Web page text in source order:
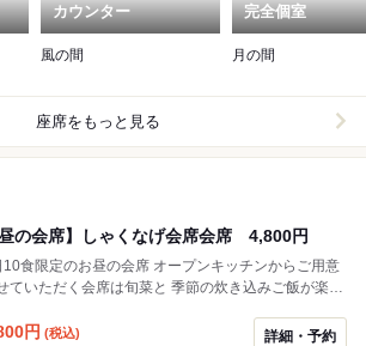
カウンター
風の間
完全個室
月の間
座席をもっと見る
昼の会席】しゃくなげ会席会席 4,800円
限定のお昼の会席 オープンキッチンからご用意
いただく会席は旬菜と 季節の炊き込みご飯が楽し
円 (税込) 詳細・予約